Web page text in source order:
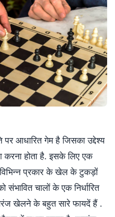
पर आधारित गेम है जिसका उद्देश्य
करना होता है. इसके लिए एक
विभिन्न प्रकार के खेल के टुकड़ों
चालों के एक निर्धारित
खेलने के बहुत सारे फायदें हैं .